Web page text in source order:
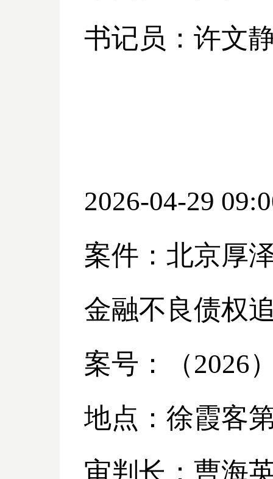
书记员：许文
2026-04-29
案件：北京厚
金融不良债权
案号：（2026
地点：徐霞客
审判长：曹海